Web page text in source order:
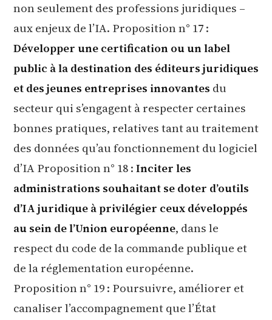
non seulement des professions juridiques –
aux enjeux de l’IA. Proposition n° 17 :
Développer une certification ou un label
public à la destination des éditeurs juridiques
et des jeunes entreprises innovantes du
secteur qui s’engagent à respecter certaines
bonnes pratiques, relatives tant au traitement
des données qu’au fonctionnement du logiciel
d’IA Proposition n° 18 : Inciter les
administrations souhaitant se doter d’outils
d’IA juridique à privilégier ceux développés
au sein de l’Union européenne, dans le
respect du code de la commande publique et
de la réglementation européenne.
Proposition n° 19 : Poursuivre, améliorer et
canaliser l’accompagnement que l’État